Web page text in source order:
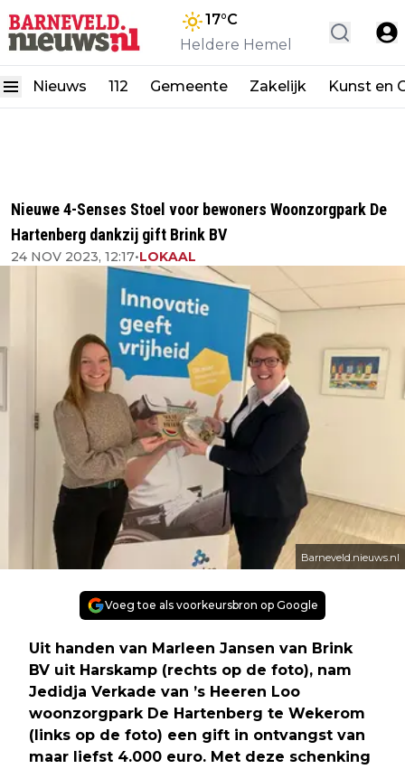
17°C
Heldere Hemel
Nieuws 112 Gemeente Zakelijk Kunst en
Nieuwe 4-Senses Stoel voor bewoners Woonzorgpark De
Hartenberg dankzij gift Brink BV
24 NOV 2023, 12:17•LOKAAL
Barneveld.nieuws.nl
Voeg toe als voorkeursbron op Google
Uit handen van Marleen Jansen van Brink
BV uit Harskamp (rechts op de foto), nam
Jedidja Verkade van ’s Heeren Loo
woonzorgpark De Hartenberg te Wekerom
(links op de foto) een gift in ontvangst van
maar liefst 4.000 euro. Met deze schenking